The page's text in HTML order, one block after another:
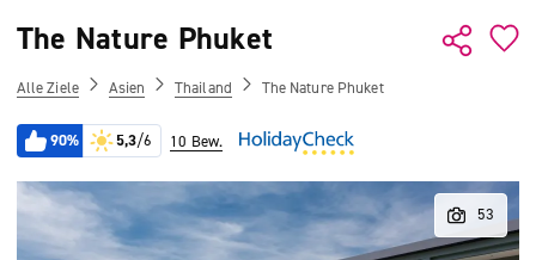
The Nature Phuket
Alle Ziele Asien Thailand The Nature Phuket
90% 5,3/6 10 Bew.